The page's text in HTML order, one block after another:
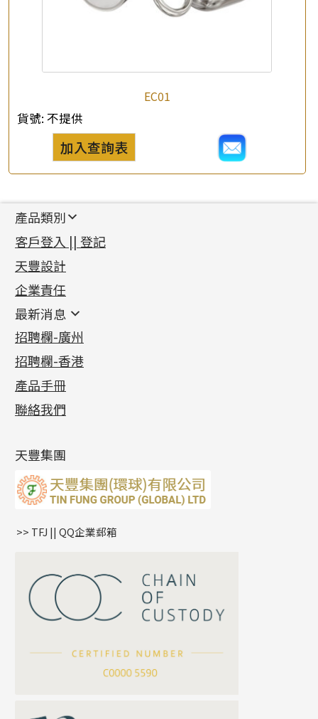
EC01
貨號: 不提供
加入查詢表
公司名稱
產品類別
新產品
足金系列
足金配件
機織鏈系列
珠仔鏈
镶口链
管狀網鏈
十字車花鏈系列
十字閃O鏈系列
十字錘打鏈系列
側身車花鏈系列
側身鏈系列
雙十字鏈系列
水波鏈系列
蛇骨鏈系列
鏈尾系列
嘴唇鏈系列
S車花鏈系列
珍珠鏈系列
坦克鏈系列
滿天星鏈系列
方假繩鏈系列
首飾配件
耳環類配件
卷迫系列
螺絲迫系列
梅花迫系列
平臺迫系列
綫拍系列
美拍系列
耳環扣系列
耳綫/耳鈎系列
耳環爪頭
耳環
鏈類配件
動感車花吊墜
調節珠系列
生圈扣系列
龍蝦扣系列
鴨俐制系列
字母吊墜
相盒吊墜
項鏈吊墜
生肖吊墜
星座吊墜
珠扣
其他類配件
珠盤系列
袖口鈕系列
焊片及鐳射綫
空心車花管
珠類配件
無孔光身珠
空心光身珠
無孔批花珠
鑲口類
四爪頭系列
六爪頭系列
車花片
動感車花片
鑲口戒指
鑲口手鏈系列
首飾系列
手镯系列
戒指系列
空心耳環
空心车花管首饰链
空心手鐲系列
貴金屬原料
千足金
記憶金屬系列
記憶戒指
拉簧珠珠手鏈
記憶鈦手鐲
客戶登入 || 登記
天豐設計
企業責任
最新消息
最新消息
各項證書(2)
相片集(9)
展覽會資訊
最新產品資訊
招聘欄-廣州
招聘欄-香港
產品手冊
聯絡我們
天豐集團
>> TFJ || QQ企業郵箱